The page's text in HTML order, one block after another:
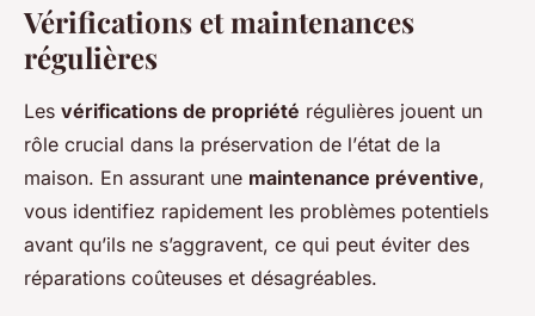
Vérifications et maintenances
régulières
Les vérifications de propriété régulières jouent un
rôle crucial dans la préservation de l’état de la
maison. En assurant une maintenance préventive,
vous identifiez rapidement les problèmes potentiels
avant qu’ils ne s’aggravent, ce qui peut éviter des
réparations coûteuses et désagréables.